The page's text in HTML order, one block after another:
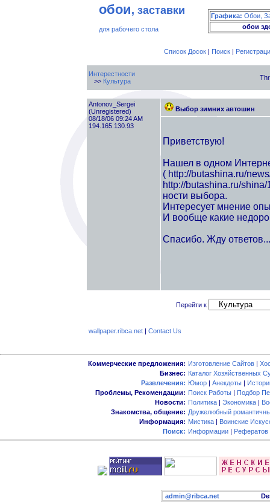
обои, заставки
для рабочего стола
Графика: Обои,
обои
Список Досок| Поиск|
Интерестности
>> Культура
Antonov_Sergei
(Unregistered)
08/18/06 09:24 AM
194.165.130.93
Выбор зимних автошин
Приветствую!
Нашел в одном
( http://butashina.ru/
http://butashina.ru/
ности выбора.
Интересует мнение
И вообще какие
Спасибо. Жду ответов...
Перейти к
wallpaper.ribca.net| Contact Us
Коммерческие предложения: Изготовление Сайтов |
Бизнес: Каталог Хозяйственных
Развлечения: Юмор | Анекдоты |
Проблемы, Рекомендации: Поиск Работы | Подбор
Новости: Политика | Экономика |
Знакомства, общение: Дружелюбный
Информация: Мистика | Воинские
Поиск: Информации | Рефератов
admin@ribca.net